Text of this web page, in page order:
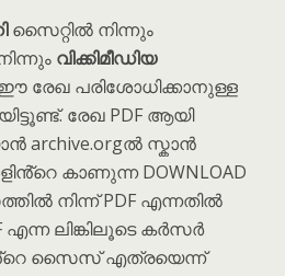
സൈറ്റിൽ നിന്നും
വിക്കിമീഡിയ
രേഖ പരിശോധിക്കാനുള്ള
രേഖ PDF ആയി
സ്കാൻ
കാണുന്ന DOWNLOAD
നിന്ന് PDF എന്നതിൽ
ലിങ്കിലൂടെ കർസർ
സൈസ് എത്രയെന്ന്